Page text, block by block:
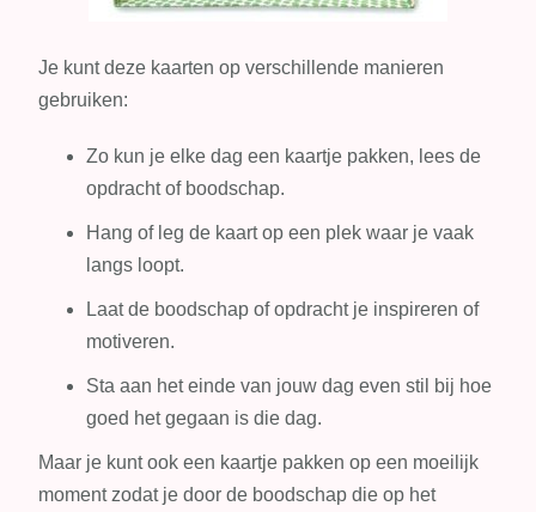
Je kunt deze kaarten op verschillende manieren
gebruiken:
Zo kun je elke dag een kaartje pakken, lees de
opdracht of boodschap.
Hang of leg de kaart op een plek waar je vaak
langs loopt.
Laat de boodschap of opdracht je inspireren of
motiveren.
Sta aan het einde van jouw dag even stil bij hoe
goed het gegaan is die dag.
Maar je kunt ook een kaartje pakken op een moeilijk
moment zodat je door de boodschap die op het